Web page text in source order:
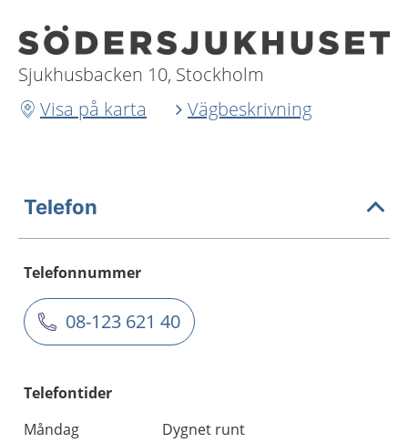
Sjukhusbacken 10, Stockholm
Visa på karta
Vägbeskrivning
Telefon
Telefonnummer
08-123 621 40
Telefontider
Måndag
Dygnet runt